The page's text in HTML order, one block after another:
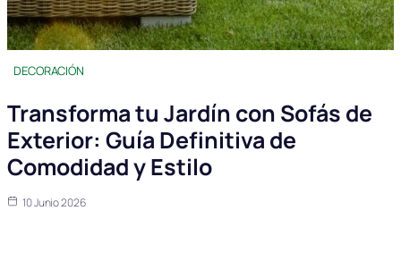
DECORACIÓN
Transforma tu Jardín con Sofás de
Exterior: Guía Definitiva de
Comodidad y Estilo
10 Junio 2026